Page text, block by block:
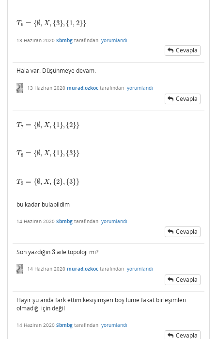
T6 = {∅, X, {3}, {1, 2}}
T6 ={∅,X,{ 3},{1 ,2}}
13 Haziran 2020 Sbmbg tarafından yorumlandı
Cevapla
Hala var. Düşünmeye devam.
13 Haziran 2020 murad.ozkoc tarafından yorumlandı
Cevapla
T7 = {∅, X, {1}, {2}}
T7 ={∅ ,X,{ 1},{2 }}
T8 = {∅, X, {1}, {3}}
T8 ={∅ ,X,{ 1},{3 }}
T9 = {∅, X, {2}, {3}}
T9 ={∅ ,X,{ 2},{3 }}
bu kadar bulabildim
14 Haziran 2020 Sbmbg tarafından yorumlandı
Cevapla
Son yazdığın3
3aile topoloji mi?
14 Haziran 2020 murad.ozkoc tarafından yorumlandı
Cevapla
Hayır şu anda fark ettim.kesişimşeri boş lüme fakat birleşimleri
olmadığı için değil
14 Haziran 2020 Sbmbg tarafından yorumlandı
Cevapla